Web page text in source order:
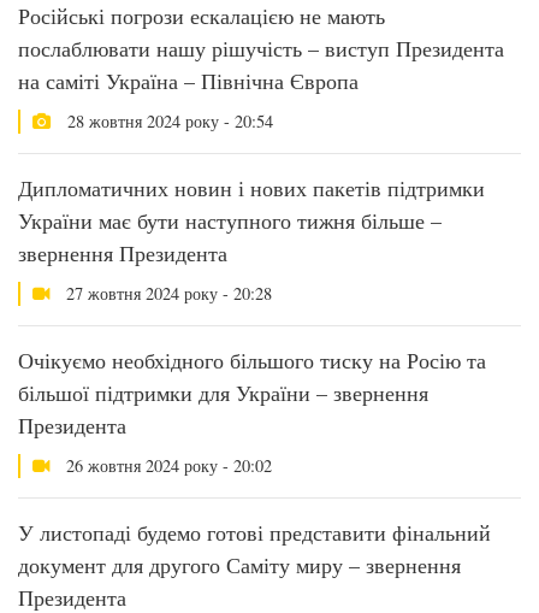
Російські погрози ескалацією не мають
послаблювати нашу рішучість – виступ Президента
на саміті Україна – Північна Європа
28 жовтня 2024 року - 20:54
Дипломатичних новин і нових пакетів підтримки
України має бути наступного тижня більше –
звернення Президента
27 жовтня 2024 року - 20:28
Очікуємо необхідного більшого тиску на Росію та
більшої підтримки для України – звернення
Президента
26 жовтня 2024 року - 20:02
У листопаді будемо готові представити фінальний
документ для другого Саміту миру – звернення
Президента